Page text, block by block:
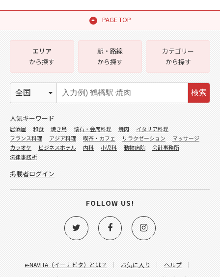
PAGE TOP
e-NAVITA（イーナビタ）とは？ お気に入り
ヘルプ
エリア
から探す
駅・路線
から探す
カテゴリー
から探す
検索
人気キーワード
居酒屋 和食 焼き鳥 懐石・会席料理 焼肉
イタリア料理
フランス料理
アジア料理 喫茶・カフェ リラクゼーション
マッサージ
カラオケ
ビジネスホテル 内科 小児科 動物病院
会計事務所
法律事務所
掲載者ログイン
FOLLOW US!